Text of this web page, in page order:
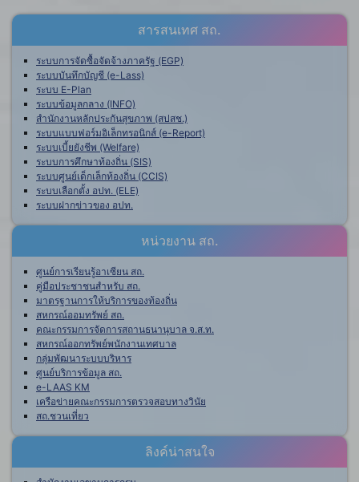
สารสนเทศ สถ.
ระบบการจัดซื้อจัดจ้างภาครัฐ (EGP)
ระบบบันทึกบัญชี (e-Lass)
ระบบ E-Plan
ระบบข้อมูลกลาง (INFO)
สำนักงานหลักประกันสุขภาพ (สปสช.)
ระบบแบบฟอร์มอิเล็กทรอนิกส์ (e-Report)
ระบบเบี้ยยังชีพ (Welfare)
ระบบการศึกษาท้องถิ่น (SIS)
ระบบศูนย์เด็กเล็กท้องถิ่น (CCIS)
ระบบเลือกตั้ง อปท. (ELE)
ระบบฝากข่าวของ อปท.
หน่วยงาน สถ.
ศูนย์การเรียนรู้อาเซียน สถ.
คู่มือประชาชนสำหรับ สถ.
มาตรฐานการให้บริการของท้องถิ่น
สหกรณ์ออมทรัพย์ สถ.
คณะกรรมการจัดการสถานธนานุบาล จ.ส.ท.
สหกรณ์ออกทรัพย์พนักงานเทศบาล
กลุ่มพัฒนาระบบบริหาร
ศูนย์บริการข้อมูล สถ.
e-LAAS KM
เครือข่ายคณะกรรมการตรวจสอบทางวินัย
สถ.ชวนเที่ยว
ลิงค์น่าสนใจ